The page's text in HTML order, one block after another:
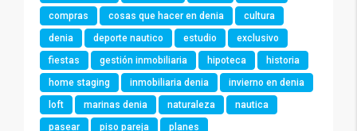
compras
cosas que hacer en denia
cultura
denia
deporte nautico estudio
exclusivo
fiestas
gestión inmobiliaria hipoteca
historia
home staging
inmobiliaria denia
invierno en denia
loft
marinas denia naturaleza
nautica
pasear
piso pareja
planes